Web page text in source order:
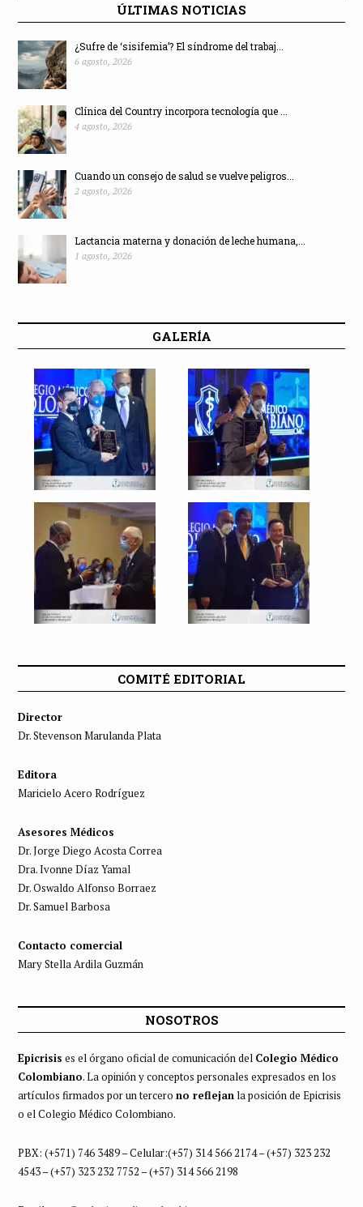
ÚLTIMAS NOTICIAS
¿Sufre de ‘sisifemia’? El síndrome del trabaj...
6 agosto, 2026
Clínica del Country incorpora tecnología que ...
4 agosto, 2026
Cuando un consejo de salud se vuelve peligros...
2 agosto, 2026
Lactancia materna y donación de leche humana,...
1 agosto, 2026
GALERÍA
COMITÉ EDITORIAL
Director
Dr. Stevenson Marulanda Plata
Editora
Maricielo Acero Rodríguez
Asesores Médicos
Dr. Jorge Diego Acosta Correa
Dra. Ivonne Díaz Yamal
Dr. Oswaldo Alfonso Borraez
Dr. Samuel Barbosa
Contacto comercial
Mary Stella Ardila Guzmán
NOSOTROS
Epicrisis es el órgano oficial de comunicación del Colegio Médico
Colombiano. La opinión y conceptos personales expresados en los
artículos firmados por un tercero no reflejanla posición de Epicrisis
o el Colegio Médico Colombiano.
PBX: (+571) 746 3489 – Celular:(+57) 314 566 2174 – (+57) 323 232
4543 – (+57) 323 232 7752 – (+57) 314 566 2198